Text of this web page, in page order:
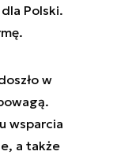
Polski.
w
wsparcia
a także